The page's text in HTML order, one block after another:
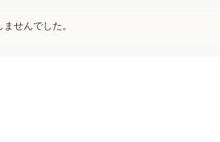
せんでした。